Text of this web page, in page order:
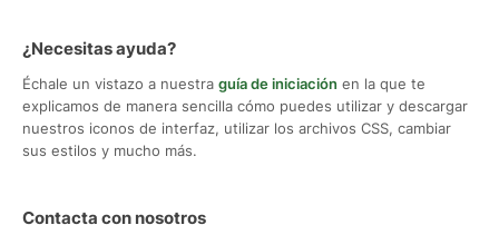
¿Necesitas ayuda?
Échale un vistazo a nuestra guía de iniciación en la que te
explicamos de manera sencilla cómo puedes utilizar y descargar
nuestros iconos de interfaz, utilizar los archivos CSS, cambiar
sus estilos y mucho más.
Contacta con nosotros